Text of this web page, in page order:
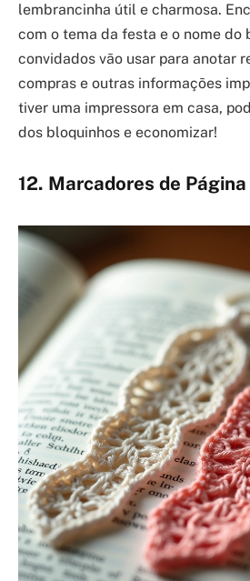
lembrancinha útil e charmosa.
com o tema da festa e o nome do
convidados vão usar para anotar
compras e outras informações
tiver uma impressora em casa,
dos bloquinhos e economizar!
12. Marcadores de